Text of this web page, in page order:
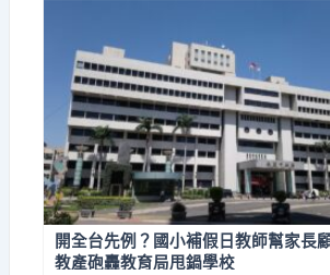
開全台先例？國小補假日教師幫家長
教產砲轟教育局甩鍋學校